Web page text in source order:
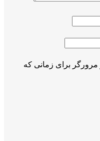
مرورگر برای زمانی که